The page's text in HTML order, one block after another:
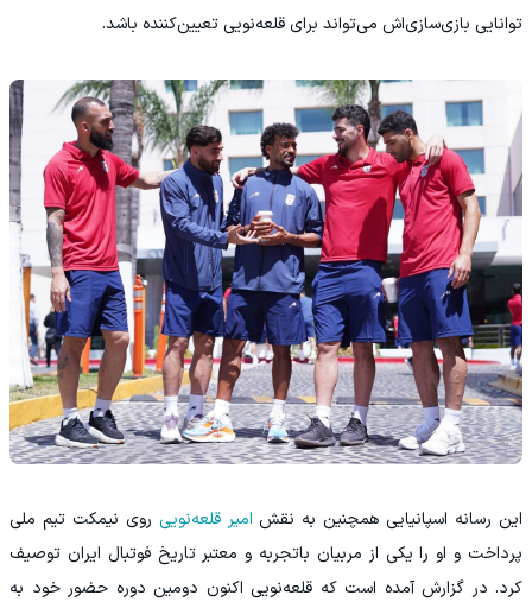
توانایی بازی‌سازی‌اش می‌تواند برای قلعه‌نویی تعیین‌کننده باشد.
این رسانه اسپانیایی همچنین به نقش امیر قلعه‌نویی روی نیمکت تیم ملی
پرداخت و او را یکی از مربیان باتجربه و معتبر تاریخ فوتبال ایران توصیف
کرد. در گزارش آمده است که قلعه‌نویی اکنون دومین دوره حضور خود به